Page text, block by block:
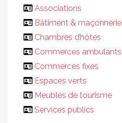
Associations
Bâtiment & maçonnerie
Chambres d’hôtes
Commerces ambulants
Commerces fixes
Espaces verts
Meublés de tourisme
Services publics